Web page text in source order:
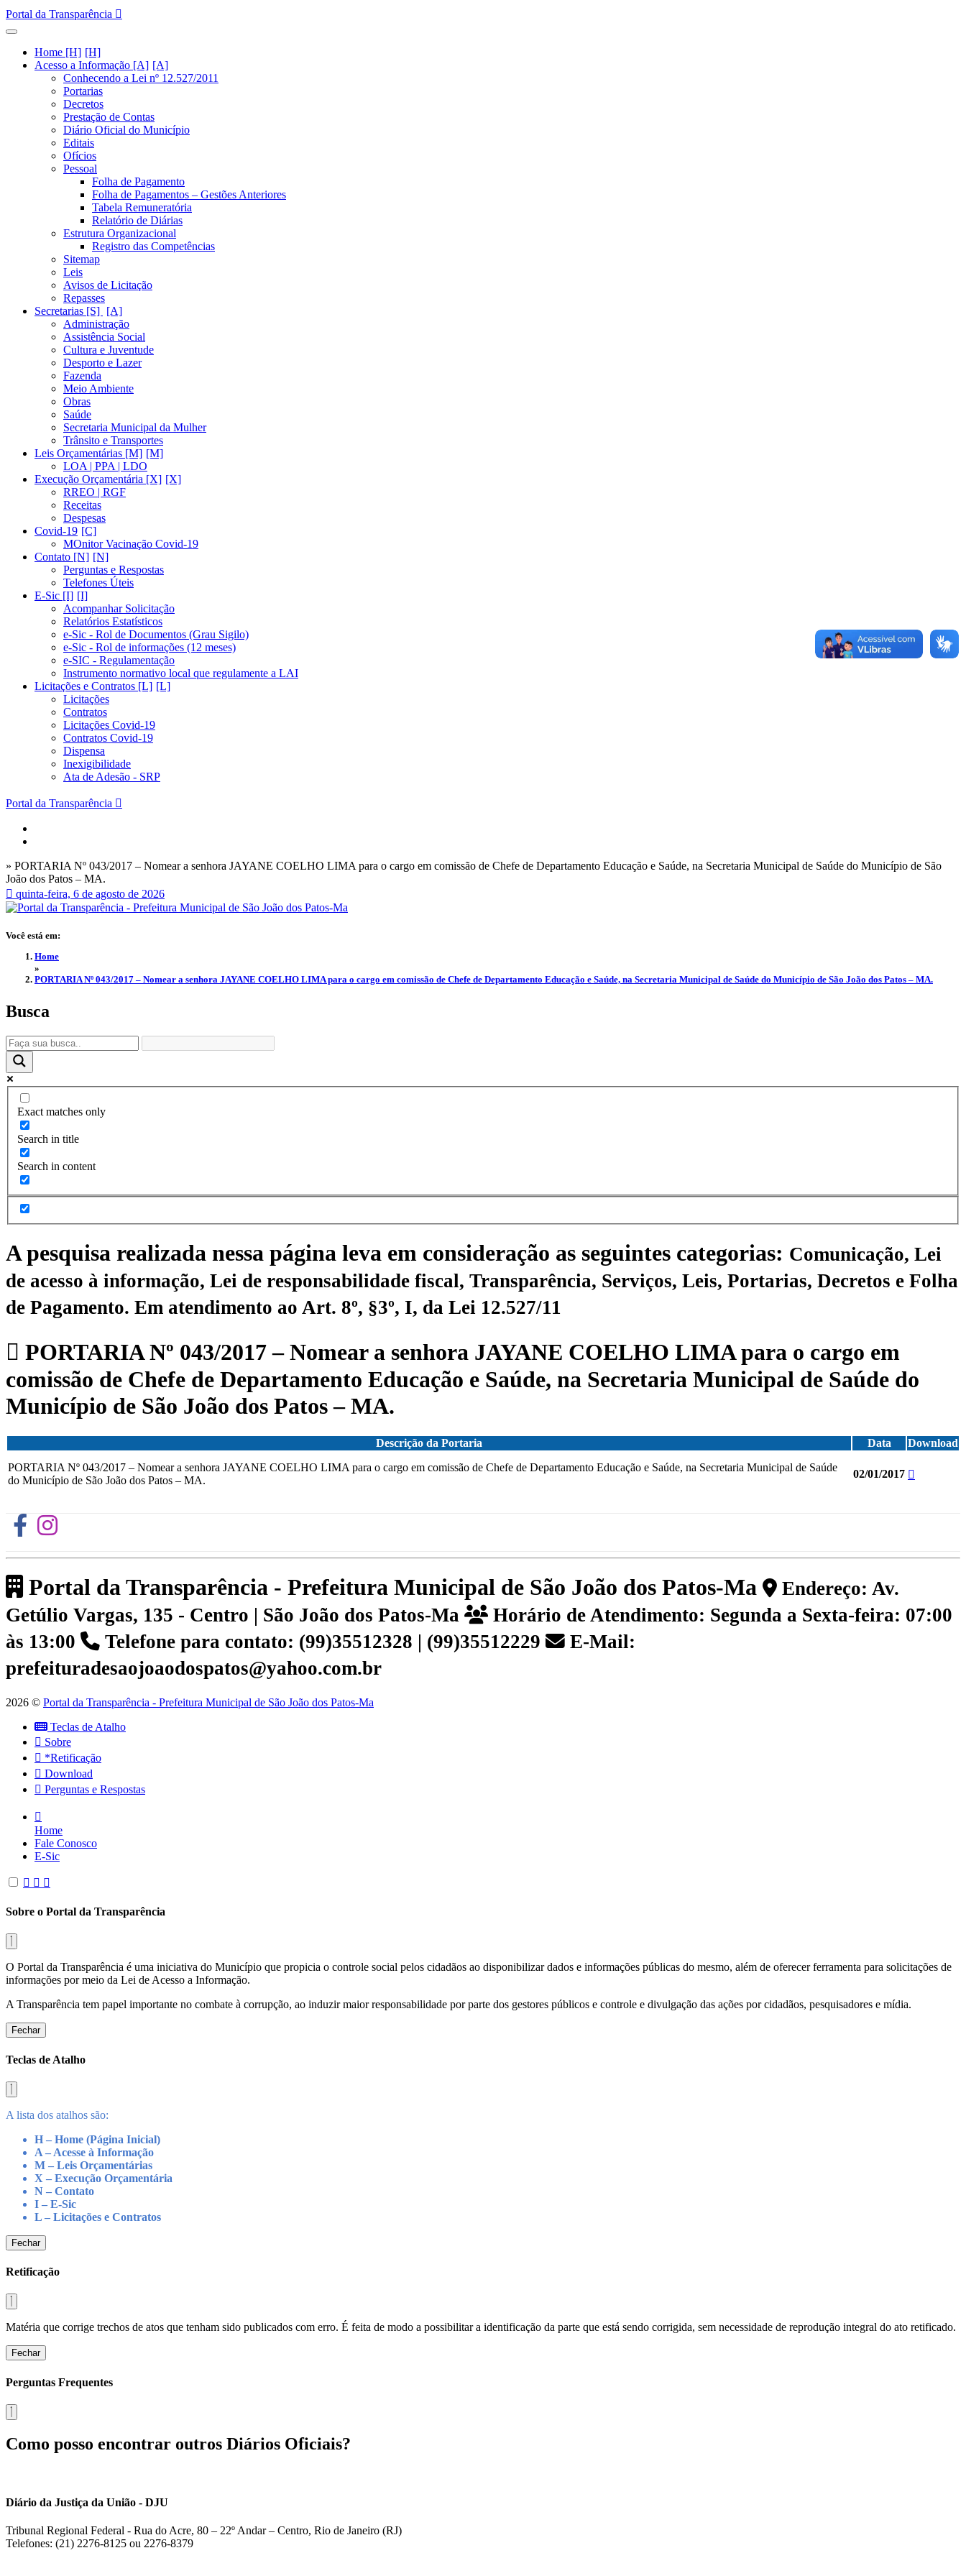
Portal da Transparência
Home [H]
Acesso a Informação [A]
Conhecendo a Lei nº 12.527/2011
Portarias
Decretos
Prestação de Contas
Diário Oficial do Município
Editais
Ofícios
Pessoal
Folha de Pagamento
Folha de Pagamentos – Gestões Anteriores
Tabela Remuneratória
Relatório de Diárias
Estrutura Organizacional
Registro das Competências
Sitemap
Leis
Avisos de Licitação
Repasses
Secretarias [S]
Administração
Assistência Social
Cultura e Juventude
Desporto e Lazer
Fazenda
Meio Ambiente
Obras
Saúde
Secretaria Municipal da Mulher
Trânsito e Transportes
Leis Orçamentárias [M]
LOA | PPA | LDO
Execução Orçamentária [X]
RREO | RGF
Receitas
Despesas
Covid-19
MOnitor Vacinação Covid-19
Contato [N]
Perguntas e Respostas
Telefones Úteis
E-Sic [I]
Acompanhar Solicitação
Relatórios Estatísticos
e-Sic - Rol de Documentos (Grau Sigilo)
e-Sic - Rol de informações (12 meses)
e-SIC - Regulamentação
Instrumento normativo local que regulamente a LAI
Licitações e Contratos [L]
Licitações
Contratos
Licitações Covid-19
Contratos Covid-19
Dispensa
Inexigibilidade
Ata de Adesão - SRP
Portal da Transparência
» PORTARIA Nº 043/2017 – Nomear a senhora JAYANE COELHO LIMA para o cargo em comissão de Chefe de Departamento Educação e Saúde, na Secretaria Municipal de Saúde do Município de São
João dos Patos – MA.
quinta-feira, 6 de agosto de 2026
Você está em:
Home
»
PORTARIA Nº 043/2017 – Nomear a senhora JAYANE COELHO LIMA para o cargo em comissão de Chefe de Departamento Educação e Saúde, na Secretaria Municipal de Saúde do Município de São João dos Patos – MA.
Busca
Exact matches only
Search in title
Search in content
A pesquisa realizada nessa página leva em consideração as seguintes categorias: Comunicação, Lei
de acesso à informação, Lei de responsabilidade fiscal, Transparência, Serviços, Leis, Portarias, Decretos e Folha
de Pagamento. Em atendimento ao Art. 8º, §3º, I, da Lei 12.527/11
PORTARIA Nº 043/2017 – Nomear a senhora JAYANE COELHO LIMA para o cargo em
comissão de Chefe de Departamento Educação e Saúde, na Secretaria Municipal de Saúde do
Município de São João dos Patos – MA.
Descrição da Portaria Data
Download
PORTARIA Nº 043/2017 – Nomear a senhora JAYANE COELHO LIMA para o cargo em comissão de Chefe de Departamento Educação e Saúde, na Secretaria Municipal de Saúde
do Município de São João dos Patos – MA.
02/01/2017
Portal da Transparência - Prefeitura Municipal de São João dos Patos-Ma
Endereço: Av.
Getúlio Vargas, 135 - Centro | São João dos Patos-Ma
Horário de Atendimento: Segunda a Sexta-feira: 07:00
às 13:00
Telefone para contato: (99)35512328 | (99)35512229
E-Mail:
prefeituradesaojoaodospatos@yahoo.com.br
2026 © Portal da Transparência - Prefeitura Municipal de São João dos Patos-Ma
Teclas de Atalho
Sobre
*Retificação
Download
Perguntas e Respostas
Home
Fale Conosco
E-Sic
Sobre o Portal da Transparência
O Portal da Transparência é uma iniciativa do Município que propicia o controle social pelos cidadãos ao disponibilizar dados e informações públicas do mesmo, além de oferecer ferramenta para solicitações de
informações por meio da Lei de Acesso a Informação.
A Transparência tem papel importante no combate à corrupção, ao induzir maior responsabilidade por parte dos gestores públicos e controle e divulgação das ações por cidadãos, pesquisadores e mídia.
Fechar
Teclas de Atalho
A lista dos atalhos são:
H – Home (Página Inicial)
A – Acesse à Informação
M – Leis Orçamentárias
X – Execução Orçamentária
N – Contato
I – E-Sic
L – Licitações e Contratos
Fechar
Retificação
Matéria que corrige trechos de atos que tenham sido publicados com erro. É feita de modo a possibilitar a identificação da parte que está sendo corrigida, sem necessidade de reprodução integral do ato retificado.
Fechar
Perguntas Frequentes
Como posso encontrar outros Diários Oficiais?
Diário da Justiça da União - DJU
Tribunal Regional Federal - Rua do Acre, 80 – 22º Andar – Centro, Rio de Janeiro (RJ)
Telefones: (21) 2276-8125 ou 2276-8379